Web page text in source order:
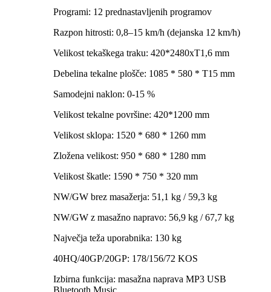
Programi: 12 prednastavljenih programov
Razpon hitrosti: 0,8–15 km/h (dejanska 12 km/h)
Velikost tekaškega traku: 420*2480xT1,6 mm
Debelina tekalne plošče: 1085 * 580 * T15 mm
Samodejni naklon: 0-15 %
Velikost tekalne površine: 420*1200 mm
Velikost sklopa: 1520 * 680 * 1260 mm
Zložena velikost: 950 * 680 * 1280 mm
Velikost škatle: 1590 * 750 * 320 mm
NW/GW brez masažerja: 51,1 kg / 59,3 kg
NW/GW z masažno napravo: 56,9 kg / 67,7 kg
Največja teža uporabnika: 130 kg
40HQ/40GP/20GP: 178/156/72 KOS
Izbirna funkcija: masažna naprava MP3 USB
Bluetooth Music